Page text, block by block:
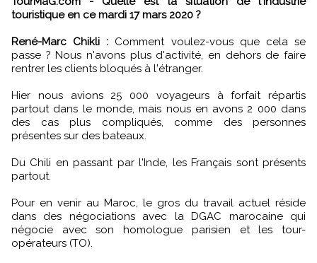
touristique en ce mardi 17 mars 2020 ?
René-Marc Chikli : Comment voulez-vous que cela se
passe ? Nous n'avons plus d'activité, en dehors de faire
rentrer les clients bloqués à l'étranger.
Hier nous avions 25 000 voyageurs à forfait répartis
partout dans le monde, mais nous en avons 2 000 dans
des cas plus compliqués, comme des personnes
présentes sur des bateaux.
Du Chili en passant par l'Inde, les Français sont présents
partout.
Pour en venir au Maroc, le gros du travail actuel réside
dans des négociations avec la DGAC marocaine qui
négocie avec son homologue parisien et les tour-
opérateurs (TO).